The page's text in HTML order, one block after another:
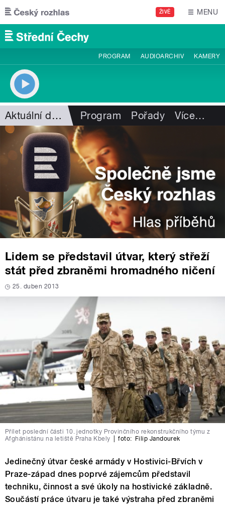
Přejít k hlavnímu obsahu
ŽIVĚ MENU
PROGRAM AUDIOARCHIV KAMERY
Aktuální dění Program Pořady Více…
Lidem se představil útvar, který střeží
stát před zbraněmi hromadného ničení
25. duben 2013
Přílet poslední části 10. jednotky Provinčního rekonstrukčního týmu z
Afghánistánu na letiště Praha Kbely
foto: Filip Jandourek
Jedinečný útvar české armády v Hostivici-Břvích v
Praze-západ dnes poprvé zájemcům představil
techniku, činnost a své úkoly na hostivické základně.
Součástí práce útvaru je také výstraha před zbraněmi